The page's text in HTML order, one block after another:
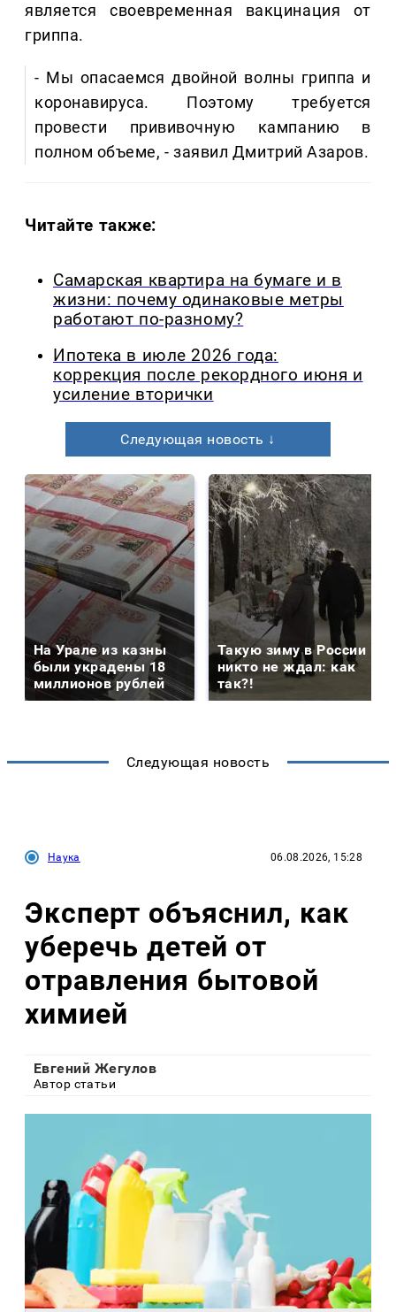
является своевременная вакцинация от
гриппа.
- Мы опасаемся двойной волны гриппа и
коронавируса. Поэтому требуется
провести прививочную кампанию в
полном объеме, - заявил Дмитрий Азаров.
Читайте также:
Самарская квартира на бумаге и в
жизни: почему одинаковые метры
работают по-разному?
Ипотека в июле 2026 года:
коррекция после рекордного июня и
усиление вторички
Следующая новость ↓
На Урале из казны
были украдены 18
миллионов рублей
Такую зиму в России
никто не ждал: как
так?!
Следующая новость
Наука 06.08.2026, 15:28
Эксперт объяснил, как
уберечь детей от
отравления бытовой
химией
Евгений Жегулов
Автор статьи